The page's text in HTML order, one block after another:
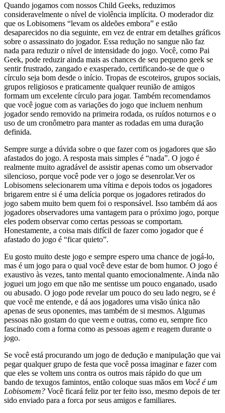
Quando jogamos com nossos Child Geeks, reduzimos
consideravelmente o nível de violência implícita. O moderador diz
que os Lobisomens “levam os aldeões embora” e estão
desaparecidos no dia seguinte, em vez de entrar em detalhes gráficos
sobre o assassinato do jogador. Essa redução no sangue não faz
nada para reduzir o nível de intensidade do jogo. Você, como Pai
Geek, pode reduzir ainda mais as chances de seu pequeno geek se
sentir frustrado, zangado e exasperado, certificando-se de que o
círculo seja bom desde o início. Tropas de escoteiros, grupos sociais,
grupos religiosos e praticamente qualquer reunião de amigos
formam um excelente círculo para jogar. Também recomendamos
que você jogue com as variações do jogo que incluem nenhum
jogador sendo removido na primeira rodada, os ruídos noturnos e o
uso de um cronômetro para manter as rodadas em uma duração
definida.
Sempre surge a dúvida sobre o que fazer com os jogadores que são
afastados do jogo. A resposta mais simples é “nada”. O jogo é
realmente muito agradável de assistir apenas como um observador
silencioso, porque você pode ver o jogo se desenrolar.Ver os
Lobisomens selecionarem uma vítima e depois todos os jogadores
brigarem entre si é uma delícia porque os jogadores retirados do
jogo sabem muito bem quem foi o responsável. Isso também dá aos
jogadores observadores uma vantagem para o próximo jogo, porque
eles podem observar como certas pessoas se comportam.
Honestamente, a coisa mais difícil de fazer como jogador que é
afastado do jogo é “ficar quieto”.
Eu gosto muito deste jogo e sempre espero uma chance de jogá-lo,
mas é um jogo para o qual você deve estar de bom humor. O jogo é
exaustivo às vezes, tanto mental quanto emocionalmente. Ainda não
joguei um jogo em que não me sentisse um pouco enganado, usado
ou abusado. O jogo pode revelar um pouco do seu lado negro, se é
que você me entende, e dá aos jogadores uma visão única não
apenas de seus oponentes, mas também de si mesmos. Algumas
pessoas não gostam do que veem e outras, como eu, sempre fico
fascinado com a forma como as pessoas agem e reagem durante o
jogo.
Se você está procurando um jogo de dedução e manipulação que vai
pegar qualquer grupo de festa que você possa imaginar e fazer com
que eles se voltem uns contra os outros mais rápido do que um
bando de texugos famintos, então coloque suas mãos em Você é um
Lobisomem? Você ficará feliz por ter feito isso, mesmo depois de ter
sido enviado para a forca por seus amigos e familiares.